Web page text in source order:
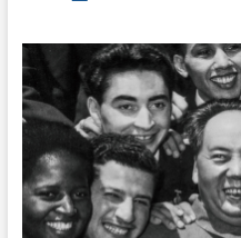
no
explotó